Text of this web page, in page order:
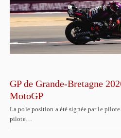
GP de Grande-Bretagne
MotoGP
La pole position a été signée par le
pilote…